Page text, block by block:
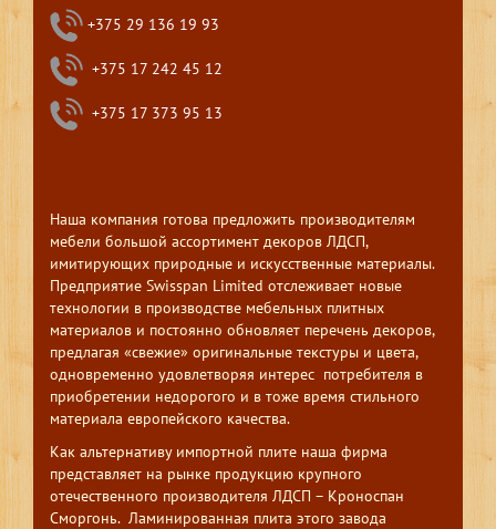
+375 29 136 19 93
+375 17 242 45 12
+375 17 373 95 13
Наша компания готова предложить производителям
мебели большой ассортимент декоров ЛДСП,
имитирующих природные и искусственные материалы.
Предприятие Swisspan Limited отслеживает новые
технологии в производстве мебельных плитных
материалов и постоянно обновляет перечень декоров,
предлагая «свежие» оригинальные текстуры и цвета,
одновременно удовлетворяя интерес потребителя в
приобретении недорогого и в тоже время стильного
материала европейского качества.
Как альтернативу импортной плите наша фирма
представляет на рынке продукцию крупного
отечественного производителя ЛДСП – Кроноспан
Сморгонь. Ламинированная плита этого завода